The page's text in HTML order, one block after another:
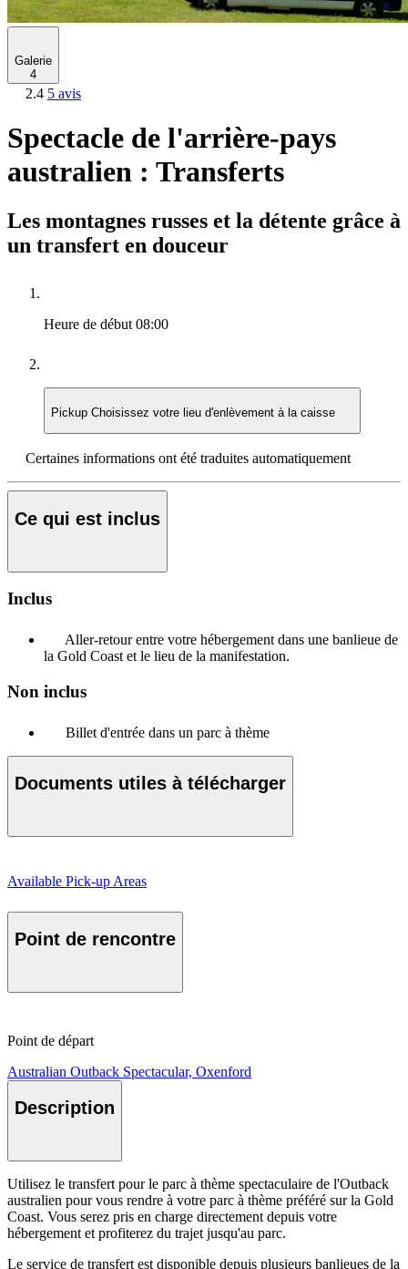
Galerie
4
2.4 5 avis
Spectacle de l'arrière-pays
australien : Transferts
Les montagnes russes et la détente grâce à
un transfert en douceur
Heure de début 08:00
Pickup Choisissez votre lieu d'enlèvement à la caisse
Certaines informations ont été traduites automatiquement
Ce qui est inclus
Inclus
Aller-retour entre votre hébergement dans une banlieue de
la Gold Coast et le lieu de la manifestation.
Non inclus
Billet d'entrée dans un parc à thème
Documents utiles à télécharger
Available Pick-up Areas
Point de rencontre
Point de départ
Australian Outback Spectacular, Oxenford
Description
Utilisez le transfert pour le parc à thème spectaculaire de l'Outback
australien pour vous rendre à votre parc à thème préféré sur la Gold
Coast. Vous serez pris en charge directement depuis votre
hébergement et profiterez du trajet jusqu'au parc.
Le service de transfert est disponible depuis plusieurs banlieues de la